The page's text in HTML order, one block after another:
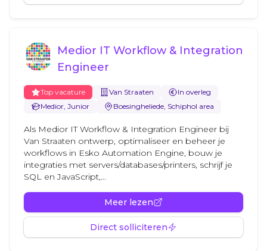
Medior IT Workflow & Integration
Engineer
Top vacature Van Straaten
In overleg
Medior, Junior
Boesingheliede, Schiphol area
Als Medior IT Workflow & Integration Engineer bij
Van Straaten ontwerp, optimaliseer en beheer je
workflows in Esko Automation Engine, bouw je
integraties met servers/databases/printers, schrijf je
SQL en JavaScript,...
Meer lezen
Direct solliciteren